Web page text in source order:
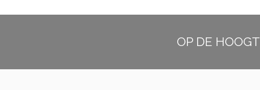
OP DE